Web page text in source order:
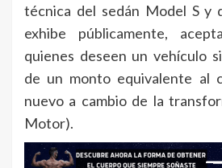
técnica del sedán Model S y
exhibe públicamente,
quienes deseen un vehículo
de un monto equivalente al
nuevo a cambio de la
Motor).